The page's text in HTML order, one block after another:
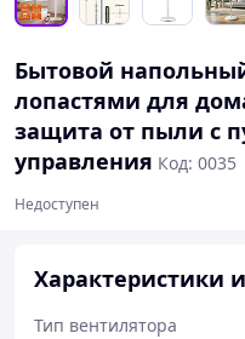
Бытовой
лопастями для
защита от пыли с
управления Код: 0035
Недоступен
Характеристики
Тип вентилятора